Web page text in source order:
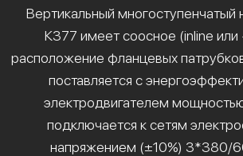
Вертикальный многоступенчатый
К377 имеет соосное (inline
расположение фланцевых
поставляется с
электродвигателем
подключается к сетям
напряжением (±10%) 3*380/